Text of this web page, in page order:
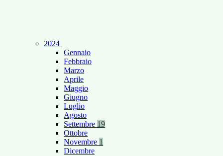
2024
Gennaio
Febbraio
Marzo
Aprile
Maggio
Giugno
Luglio
Agosto
Settembre 19
Ottobre
Novembre 1
Dicembre